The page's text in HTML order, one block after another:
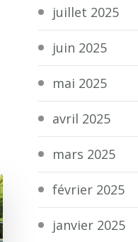
juillet 2025
juin 2025
mai 2025
avril 2025
mars 2025
février 2025
janvier 2025